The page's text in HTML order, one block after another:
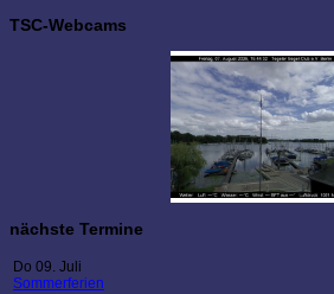
TSC-Webcams
nächste Termine
Do 09. Juli
Sommerferien